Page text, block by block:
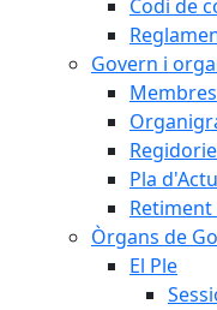
Codi de
Govern i
Pla
Òrgans de
El Ple